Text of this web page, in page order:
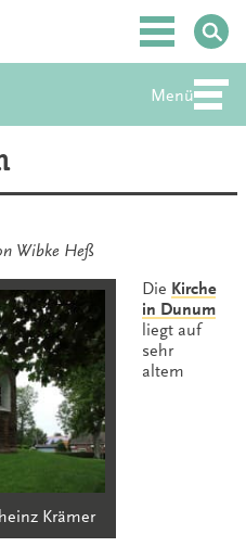
Hauptmenü
Menü
Wibke Heß
Krämer
Die Kirche
in Dunum
liegt auf
sehr
altem